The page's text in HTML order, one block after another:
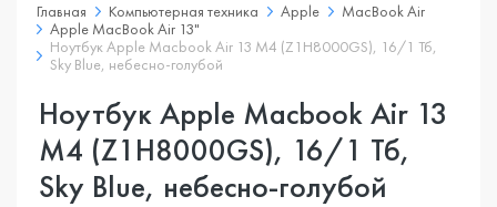
Главная Компьютерная техника Apple
MacBook Air
Apple MacBook Air 13"
Ноутбук Apple Macbook Air 13 M4 (Z1H8000GS), 16/1 Тб,
Sky Blue, небесно-голубой
Ноутбук Apple Macbook Air 13
M4 (Z1H8000GS), 16/1 Тб,
Sky Blue, небесно-голубой